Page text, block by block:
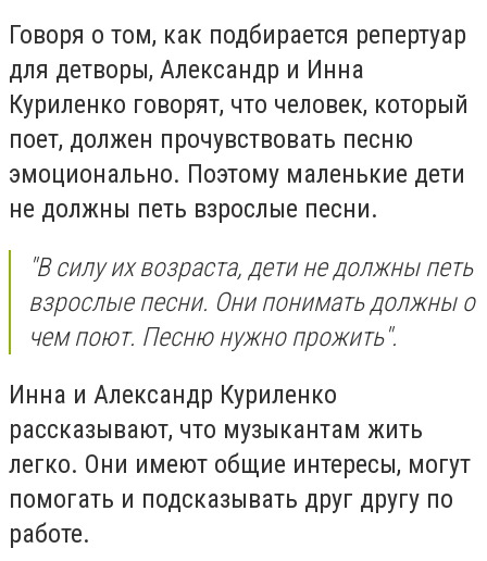
Говоря о том, как подбирается репертуар
для детворы, Александр и Инна
Куриленко говорят, что человек, который
поет, должен прочувствовать песню
эмоционально. Поэтому маленькие дети
не должны петь взрослые песни.
"В силу их возраста, дети не должны петь
взрослые песни. Они понимать должны о
чем поют. Песню нужно прожить".
Инна и Александр Куриленко
рассказывают, что музыкантам жить
легко. Они имеют общие интересы, могут
помогать и подсказывать друг другу по
работе.